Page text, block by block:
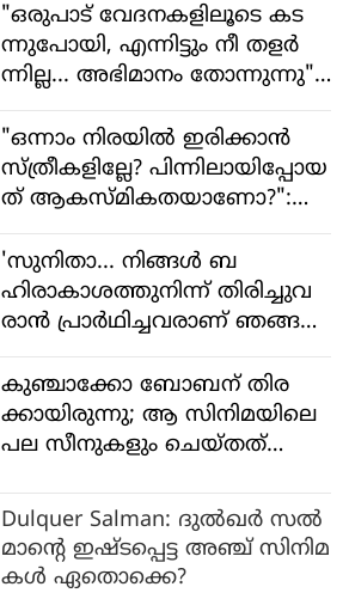
"ഒരുപാട് വേദനകളിലൂടെ കട
ന്നുപോയി, എന്നിട്ടും നീ തളർ
ന്നില്ല... അഭിമാനം തോന്നുന്നു";
വൈകാരിക കുറിപ്പുമായി റ
ഹ്മാൻ
"ഒന്നാം നിരയിൽ ഇരിക്കാൻ
സ്ത്രീകളില്ലേ? പിന്നിലായിപ്പോയ
ത് ആകസ്മികതയാണോ?":
വിമർശനവുമായി അഹാന
'സുനിതാ... നിങ്ങൾ ബ​
ഹിരാകാശത്തുനിന്ന് തിരിച്ചുവ
രാൻ പ്രാർഥിച്ചവരാണ് ഞങ്ങൾ,
നേരെ ഇവിടെ വന്നിറങ്ങുമെന്ന്
കരുതിയില്ല"- പ്രകാശ് രാജ്
കുഞ്ചാക്കോ ബോബന് തിര
ക്കായിരുന്നു; ആ സിനിമയിലെ
പല സീനുകളും ചെയ്തത്
രാജ്
Dulquer Salman: ദുൽഖർ സൽ
മാന്റെ ഇഷ്ടപ്പെട്ട അഞ്ച് സിനിമ
കൾ ഏതൊക്കെ?